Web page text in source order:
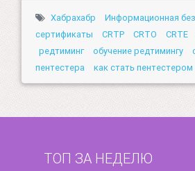
Хабрахабр Информационная
сертификаты
СRTP СRTO CRTE
редтиминг
обучение редтимингу
пентестера
как стать пентестером
ТОП ЗА НЕДЕЛЮ